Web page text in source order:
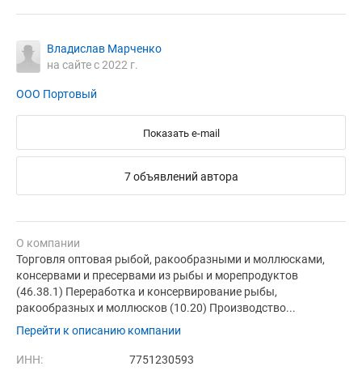
Владислав Марченко
на сайте с 2022 г.
ООО Портовый
Показать e-mail
7 объявлений автора
О компании
Торговля оптовая рыбой, ракообразными и моллюсками,
консервами и пресервами из рыбы и морепродуктов
(46.38.1) Переработка и консервирование рыбы,
ракообразных и моллюсков (10.20) Производство...
Перейти к описанию компании
ИНН: 7751230593